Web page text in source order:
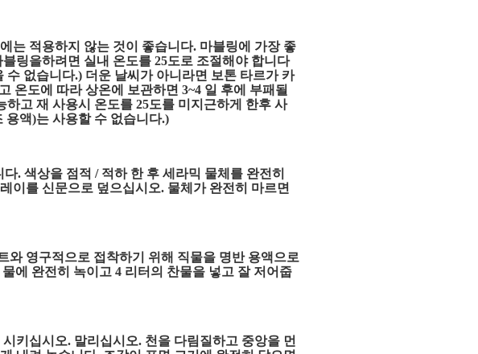
는 적용하지 않는 것이 좋습니다. 마블링에 가장 좋
링을하려면 실내 온도를 25도로 조절해야 합니다
없습니다.) 더운 날씨가 아니라면 보톤 타르가 카
온도에 따라 상온에 보관하면 3~4 일 후에 부패될
고 재 사용시 온도를 25도를 미지근하게 한후 사
용액)는 사용할 수 없습니다.)
. 색상을 점적 / 적하 한 후 세라믹 물체를 완전히
이를 신문으로 덮으십시오. 물체가 완전히 마르면
와 영구적으로 접착하기 위해 직물을 명반 용액으로
에 완전히 녹이고 4 리터의 찬물을 넣고 잘 저어줍
키십시오. 말리십시오. 천을 다림질하고 중앙을 먼